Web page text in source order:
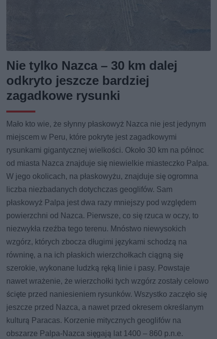
Nie tylko Nazca – 30 km dalej
odkryto jeszcze bardziej
zagadkowe rysunki
Mało kto wie, że słynny płaskowyż Nazca nie jest jedynym
miejscem w Peru, które pokryte jest zagadkowymi
rysunkami gigantycznej wielkości. Około 30 km na północ
od miasta Nazca znajduje się niewielkie miasteczko Palpa.
W jego okolicach, na płaskowyżu, znajduje się ogromna
liczba niezbadanych dotychczas geoglifów. Sam
płaskowyż Palpa jest dwa razy mniejszy pod względem
powierzchni od Nazca. Pierwsze, co się rzuca w oczy, to
niezwykła rzeźba tego terenu. Mnóstwo niewysokich
wzgórz, których zbocza długimi językami schodzą na
równinę, a na ich płaskich wierzchołkach ciągną się
szerokie, wykonane ludzką ręką linie i pasy. Powstaje
nawet wrażenie, że wierzchołki tych wzgórz zostały celowo
ścięte przed naniesieniem rysunków. Wszystko zaczęło się
jeszcze przed Nazca, a nawet przed okresem określanym
kulturą Paracas. Korzenie mitycznych geoglifów na
obszarze Palpa-Nazca sięgają lat 1400 – 860 p.n.e.